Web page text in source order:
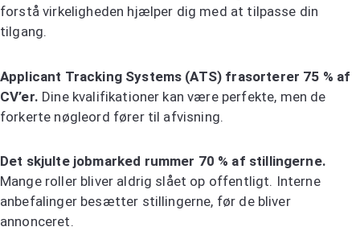
forstå virkeligheden hjælper dig med at tilpasse din
tilgang.
Applicant Tracking Systems (ATS) frasorterer 75 % af
CV’er. Dine kvalifikationer kan være perfekte, men de
forkerte nøgleord fører til afvisning.
Det skjulte jobmarked rummer 70 % af stillingerne.
Mange roller bliver aldrig slået op offentligt. Interne
anbefalinger besætter stillingerne, før de bliver
annonceret.